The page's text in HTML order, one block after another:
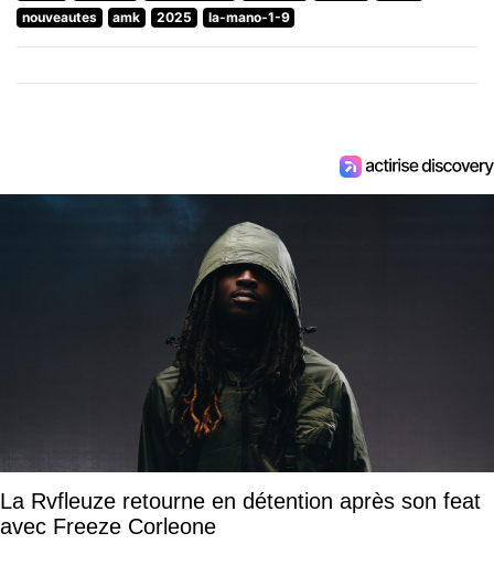
nouveautes
amk 2025 la-mano-1-9
La Rvfleuze retourne en détention après son feat
avec Freeze Corleone